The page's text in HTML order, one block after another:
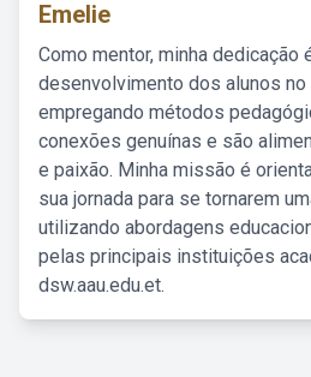
Emelie
Como mentor, minha dedicação
desenvolvimento dos alunos
empregando métodos
conexões genuínas e são
e paixão. Minha missão é
sua jornada para se tornarem
utilizando abordagens
pelas principais instituições
dsw.aau.edu.et.